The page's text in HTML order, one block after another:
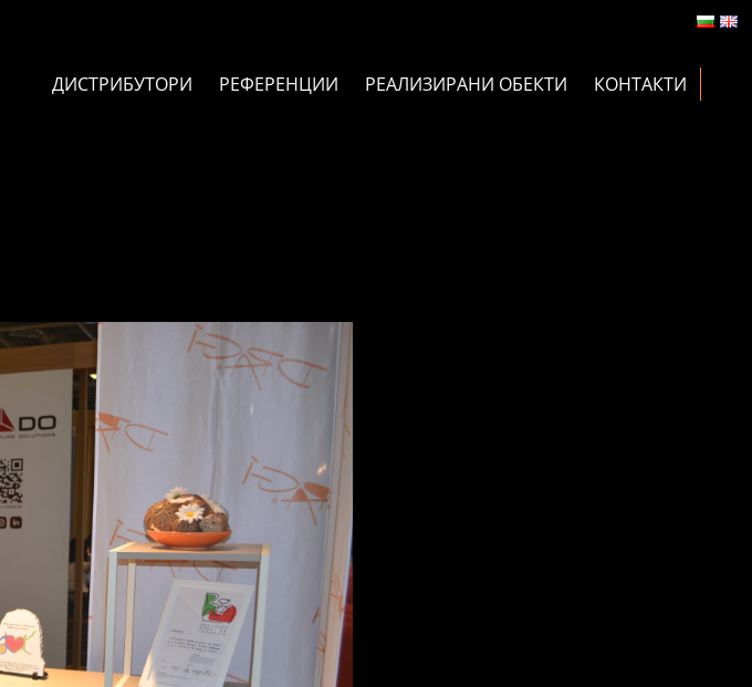
ДИСТРИБУТОРИ РЕФЕРЕНЦИИ РЕАЛИЗИРАНИ ОБЕКТИ КОНТАКТИ